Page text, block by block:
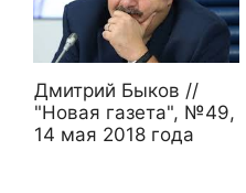
Дмитрий Быков //
"Новая газета", №49,
14 мая 2018 года